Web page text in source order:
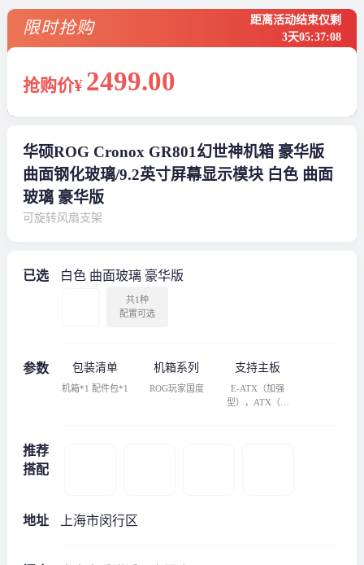
限时抢购
距离活动结束仅剩
3天05:37:08
抢购价¥ 2499.00
华硕ROG Cronox GR801幻世神机箱 豪华版
曲面钢化玻璃/9.2英寸屏幕显示模块 白色 曲面
玻璃 豪华版
可旋转风扇支架
已选 白色 曲面玻璃 豪华版
共1种
配置可选
参数 包装清单
机箱*1 配件包*1
机箱系列
ROG玩家国度
支持主板
E-ATX（加强
型），ATX（标
推荐
搭配
地址 上海市闵行区